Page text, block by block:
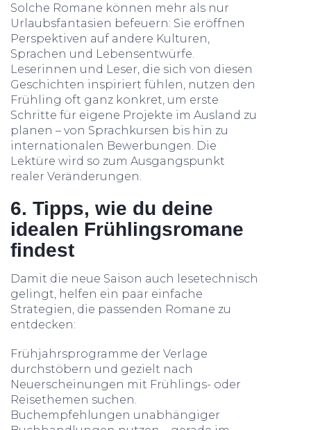
Solche Romane können mehr als nur
Urlaubsfantasien befeuern: Sie eröffnen
Perspektiven auf andere Kulturen,
Sprachen und Lebensentwürfe.
Leserinnen und Leser, die sich von diesen
Geschichten inspiriert fühlen, nutzen den
Frühling oft ganz konkret, um erste
Schritte für eigene Projekte im Ausland zu
planen – von Sprachkursen bis hin zu
internationalen Bewerbungen. Die
Lektüre wird so zum Ausgangspunkt
realer Veränderungen.
6. Tipps, wie du deine
idealen Frühlingsromane
findest
Damit die neue Saison auch lesetechnisch
gelingt, helfen ein paar einfache
Strategien, die passenden Romane zu
entdecken:
Frühjahrsprogramme der Verlage
durchstöbern und gezielt nach
Neuerscheinungen mit Frühlings- oder
Reisethemen suchen.
Buchempfehlungen unabhängiger